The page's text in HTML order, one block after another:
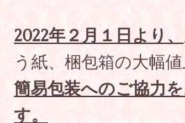
2022年２月１日より、
う紙、梱包箱の大幅値
簡易包装へのご協力
す。